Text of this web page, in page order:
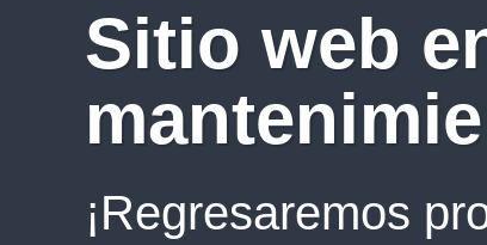
Sitio web
¡Regresaremos